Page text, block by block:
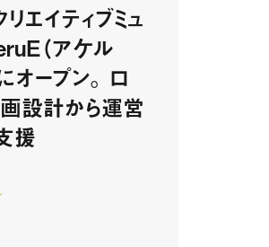
エイティブミュ
（アケル
オープン。 ロ
設計から運営
援